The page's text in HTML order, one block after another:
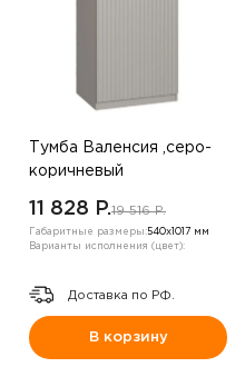
Тумба Валенсия ,серо-
коричневый
11 828 P.19 516 P.
Габаритные размеры:540х1017 мм
Варианты исполнения (цвет):
Доставка по РФ.
В корзину